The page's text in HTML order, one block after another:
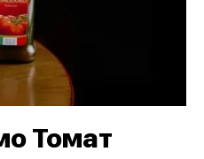
Томат